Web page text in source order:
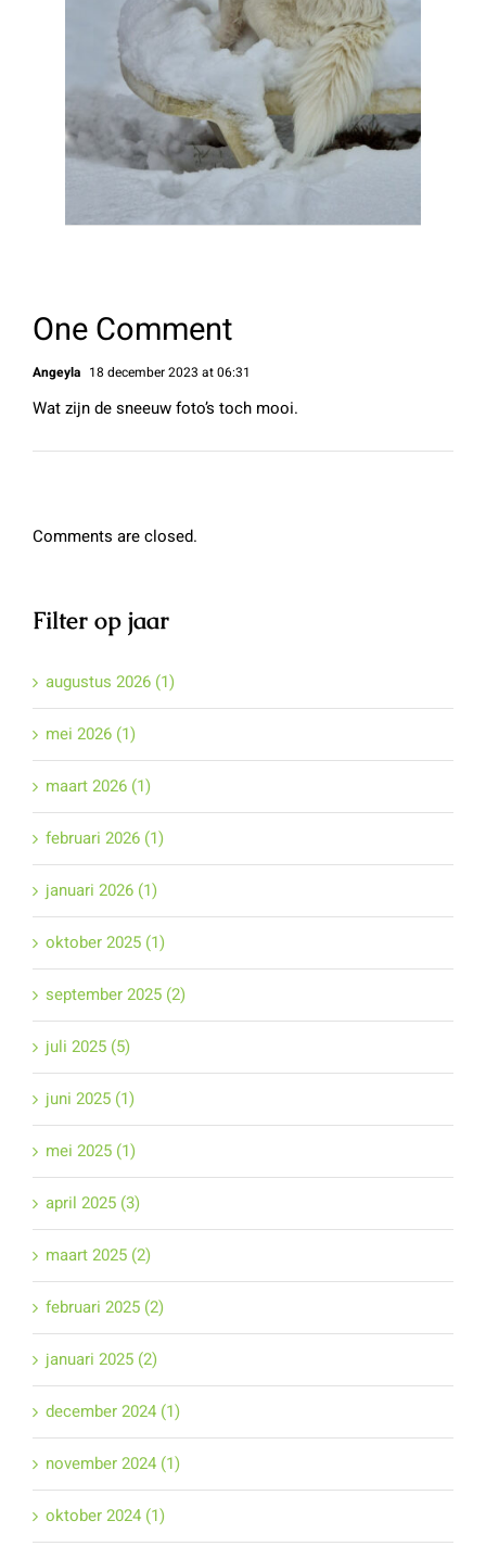
Filter op jaar
augustus 2026 (1)
mei 2026 (1)
maart 2026 (1)
februari 2026 (1)
januari 2026 (1)
oktober 2025 (1)
september 2025 (2)
juli 2025 (5)
juni 2025 (1)
mei 2025 (1)
april 2025 (3)
maart 2025 (2)
februari 2025 (2)
januari 2025 (2)
december 2024 (1)
november 2024 (1)
oktober 2024 (1)
One Comment
Angeyla 18 december 2023 at 06:31
Wat zijn de sneeuw foto’s toch mooi.
Comments are closed.